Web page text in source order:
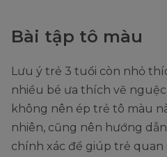
Bài tập tô màu
Lưu ý trẻ 3 tuổi còn nhỏ
nhiều bé ưa thích vẽ
không nên ép trẻ tô màu
nhiên, cũng nên hướng
chính xác để giúp trẻ quan